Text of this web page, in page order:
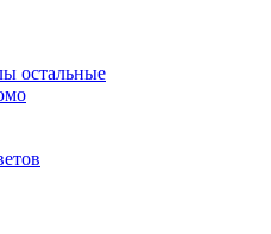
остальные